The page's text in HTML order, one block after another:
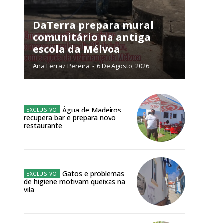
ANUAL
Exclusivos para
DaTerra prepara mural
comunitário na antiga
escola da Mélvoa
Ana Ferraz Pereira - 6 De Agosto, 2026
Água de Madeiros
recupera bar e prepara novo
restaurante
Gatos e problemas
de higiene motivam queixas na
vila